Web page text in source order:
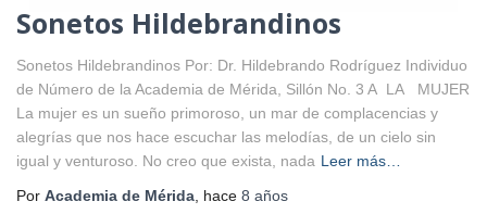
Sonetos Hildebrandinos
Sonetos Hildebrandinos Por: Dr. Hildebrando Rodríguez Individuo
de Número de la Academia de Mérida, Sillón No. 3 A LA MUJER
La mujer es un sueño primoroso, un mar de complacencias y
alegrías que nos hace escuchar las melodías, de un cielo sin
igual y venturoso. No creo que exista, nada Leer más…
Por Academia de Mérida , hace 8 años